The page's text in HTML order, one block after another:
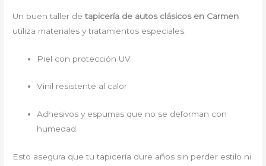
Un buen taller detapicería de autos clásicos en Carmen
utiliza materiales y tratamientos especiales:
Piel con protección UV
Vinil resistente al calor
Adhesivos y espumas que no se deforman con
humedad
Esto asegura que tu tapicería dure años sin perder estilo ni